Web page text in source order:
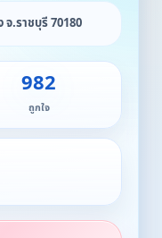
.ราชบุรี 70180
982
ถูกใจ